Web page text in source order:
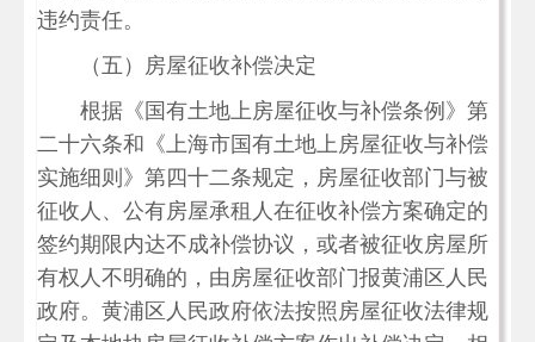
违约责任。
（五）房屋征收补偿决定
根据《国有土地上房屋征收与补偿条例》第
二十六条和《上海市国有土地上房屋征收与补偿
实施细则》第四十二条规定，房屋征收部门与被
征收人、公有房屋承租人在征收补偿方案确定的
签约期限内达不成补偿协议，或者被征收房屋所
有权人不明确的，由房屋征收部门报黄浦区人民
政府。黄浦区人民政府依法按照房屋征收法律规